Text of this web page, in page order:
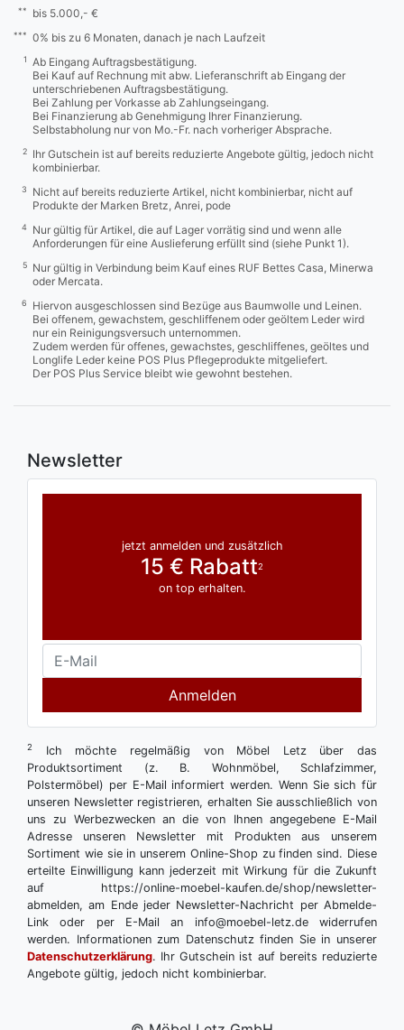
** bis 5.000,- €
*** 0% bis zu 6 Monaten, danach je nach Laufzeit
1
Ab Eingang Auftragsbestätigung.
Bei Kauf auf Rechnung mit abw. Lieferanschrift ab Eingang der
unterschriebenen Auftragsbestätigung.
Bei Zahlung per Vorkasse ab Zahlungseingang.
Bei Finanzierung ab Genehmigung Ihrer Finanzierung.
Selbstabholung nur von Mo.-Fr. nach vorheriger Absprache.
2
Ihr Gutschein ist auf bereits reduzierte Angebote gültig, jedoch nicht
kombinierbar.
3
Nicht auf bereits reduzierte Artikel, nicht kombinierbar, nicht auf
Produkte der Marken Bretz, Anrei, pode
4
Nur gültig für Artikel, die auf Lager vorrätig sind und wenn alle
Anforderungen für eine Auslieferung erfüllt sind (siehe Punkt 1).
5
Nur gültig in Verbindung beim Kauf eines RUF Bettes Casa, Minerwa
oder Mercata.
6
Hiervon ausgeschlossen sind Bezüge aus Baumwolle und Leinen.
Bei offenem, gewachstem, geschliffenem oder geöltem Leder wird
nur ein Reinigungsversuch unternommen.
Zudem werden für offenes, gewachstes, geschliffenes, geöltes und
Longlife Leder keine POS Plus Pflegeprodukte mitgeliefert.
Der POS Plus Service bleibt wie gewohnt bestehen.
Newsletter
jetzt anmelden und zusätzlich
15 € Rabatt2
on top erhalten.
Anmelden
2
Ich möchte regelmäßig von Möbel Letz über das
Produktsortiment (z. B. Wohnmöbel, Schlafzimmer,
Polstermöbel) per E-Mail informiert werden. Wenn Sie sich für
unseren Newsletter registrieren, erhalten Sie ausschließlich von
uns zu Werbezwecken an die von Ihnen angegebene E-Mail
Adresse unseren Newsletter mit Produkten aus unserem
Sortiment wie sie in unserem Online-Shop zu finden sind. Diese
erteilte Einwilligung kann jederzeit mit Wirkung für die Zukunft
auf https://online-moebel-kaufen.de/shop/newsletter-
abmelden, am Ende jeder Newsletter-Nachricht per Abmelde-
Link oder per E-Mail an info@moebel-letz.de widerrufen
werden. Informationen zum Datenschutz finden Sie in unserer
Datenschutzerklärung. Ihr Gutschein ist auf bereits reduzierte
Angebote gültig, jedoch nicht kombinierbar.